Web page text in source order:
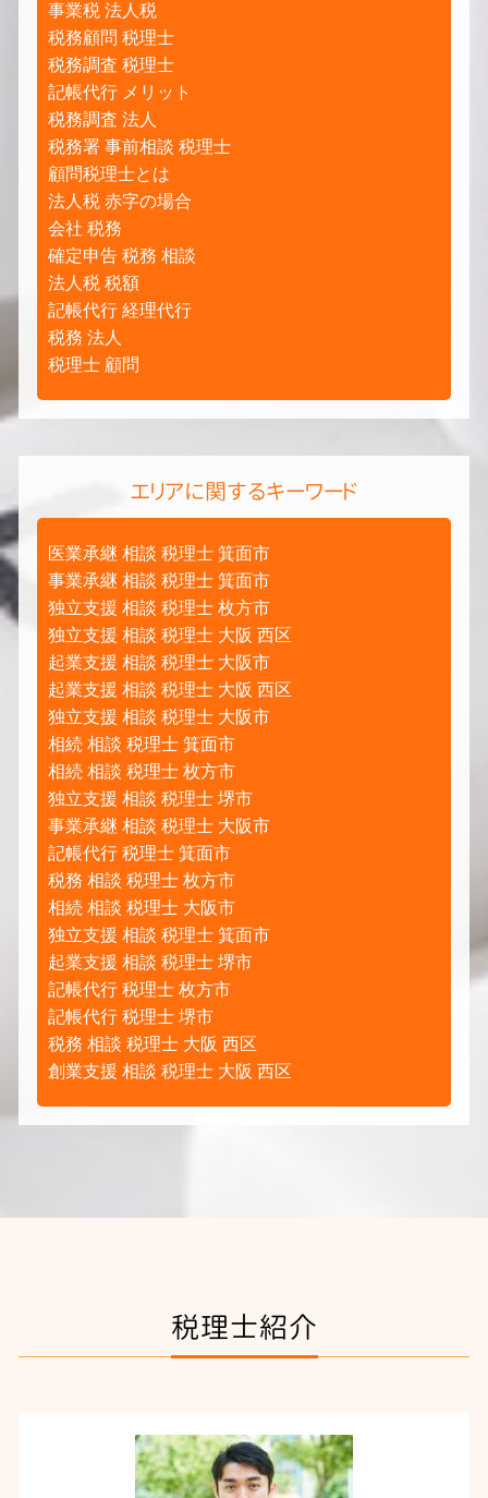
事業税 法人税
税務顧問 税理士
税務調査 税理士
記帳代行 メリット
税務調査 法人
税務署 事前相談 税理士
顧問税理士とは
法人税 赤字の場合
会社 税務
確定申告 税務 相談
法人税 税額
記帳代行 経理代行
税務 法人
税理士 顧問
エリアに関するキーワード
医業承継 相談 税理士 箕面市
事業承継 相談 税理士 箕面市
独立支援 相談 税理士 枚方市
独立支援 相談 税理士 大阪 西区
起業支援 相談 税理士 大阪市
起業支援 相談 税理士 大阪 西区
独立支援 相談 税理士 大阪市
相続 相談 税理士 箕面市
相続 相談 税理士 枚方市
独立支援 相談 税理士 堺市
事業承継 相談 税理士 大阪市
記帳代行 税理士 箕面市
税務 相談 税理士 枚方市
相続 相談 税理士 大阪市
独立支援 相談 税理士 箕面市
起業支援 相談 税理士 堺市
記帳代行 税理士 枚方市
記帳代行 税理士 堺市
税務 相談 税理士 大阪 西区
創業支援 相談 税理士 大阪 西区
税理士紹介